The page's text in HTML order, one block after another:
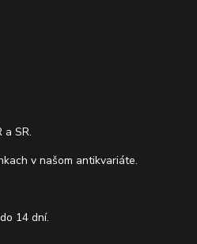
a SR.
v našom antikvariáte.
14 dní.